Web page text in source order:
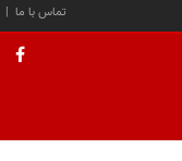
| تماس با ما